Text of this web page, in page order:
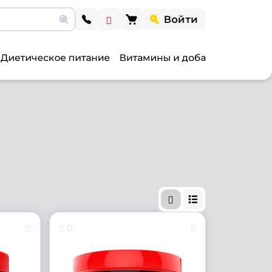
Войти
Диетическое питание Витамины и добавки
0